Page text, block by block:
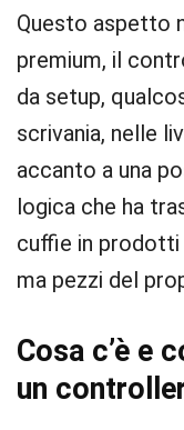
Questo aspetto
premium, il
da setup,
scrivania, nelle
accanto a una
logica che ha
cuffie in prodotti
ma pezzi del
Cosa c’è e
un